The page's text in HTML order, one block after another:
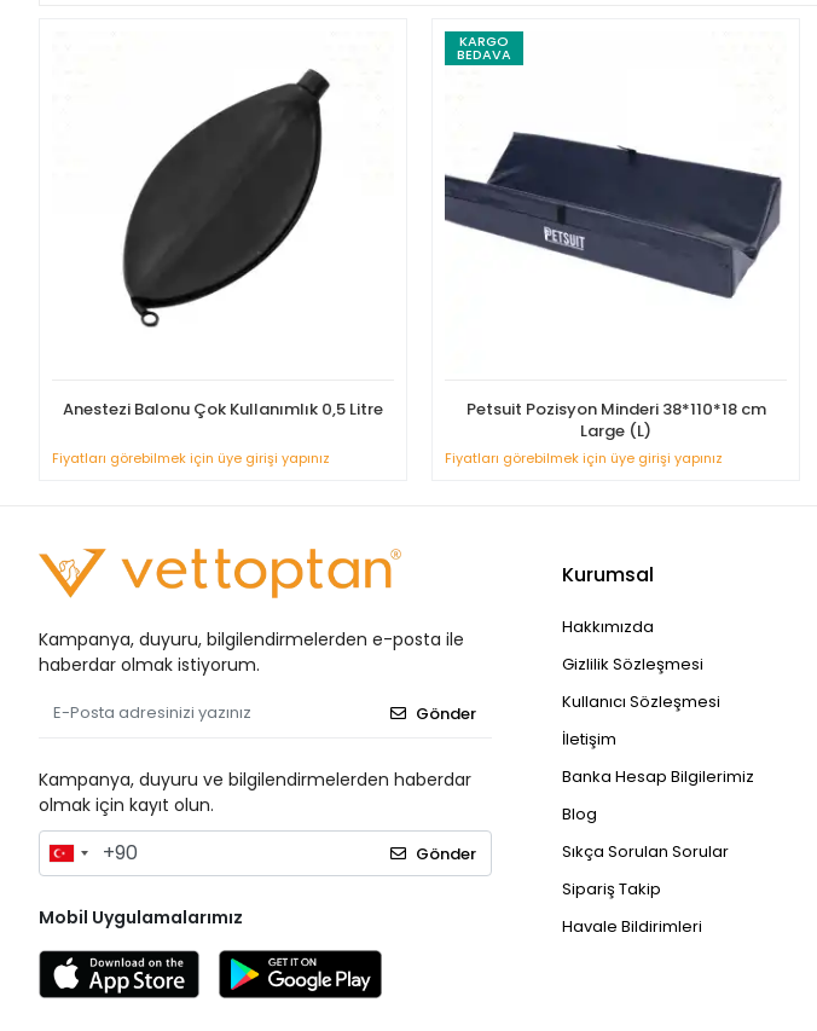
Anestezi Balonu Çok Kullanımlık 0,5 Litre
Fiyatları görebilmek için üye girişi yapınız
KARGO
BEDAVA
Petsuit Pozisyon Minderi 38*110*18 cm
Large (L)
Fiyatları görebilmek için üye girişi yapınız
Kampanya, duyuru, bilgilendirmelerden e-posta ile
haberdar olmak istiyorum.
Gönder
Kampanya, duyuru ve bilgilendirmelerden haberdar
olmak için kayıt olun.
Gönder
Mobil Uygulamalarımız
Kurumsal
Hakkımızda
Gizlilik Sözleşmesi
Kullanıcı Sözleşmesi
İletişim
Banka Hesap Bilgilerimiz
Blog
Sıkça Sorulan Sorular
Sipariş Takip
Havale Bildirimleri